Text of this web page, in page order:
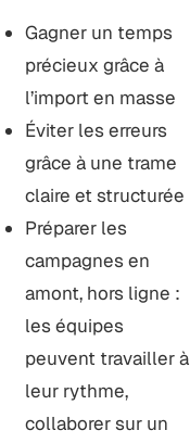
Gagner un temps
précieux grâce à
l’import en masse
Éviter les erreurs
grâce à une trame
claire et structurée
Préparer les
campagnes en
amont, hors ligne :
les équipes
peuvent travailler à
leur rythme,
collaborer sur un